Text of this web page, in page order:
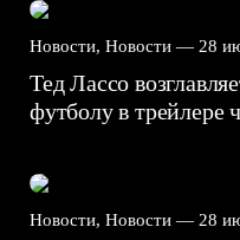
Новости, Новости — 28
Тед Лассо
футболу в трейлере
Новости, Новости — 28